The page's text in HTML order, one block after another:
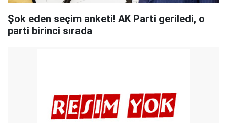
Şok eden seçim anketi! AK Parti geriledi, o
parti birinci sırada